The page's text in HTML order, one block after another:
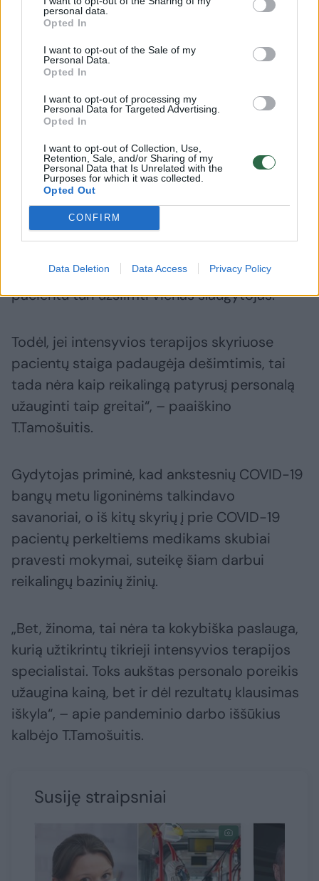
personal data.
Opted In
I want to opt-out of the Sale of my
Personal Data.
Opted In
I want to opt-out of processing my
Personal Data for Targeted Advertising.
Opted In
I want to opt-out of Collection, Use,
Retention, Sale, and/or Sharing of my
Personal Data that Is Unrelated with the
Purposes for which it was collected.
Opted Out
CONFIRM
Data Deletion Data Access Privacy Policy
Daugiau nuotraukų (17)
Koronavirusas Lietuvoje.
M.Morkevičiaus/ELTA nuotr.
„Kadangi pacientų kiekis yra didelis, be
abejo, sudėtinga užtikrinti kokybišką priežiūra
ir pacientų gydymą. Normaliomis sąlygomis
vienas slaugytojas gali prižiūrėti ne daugiau
ventiliacija. Jei atvejis sudėtingesnis, vienu
pacientu turi užsiimti vienas slaugytojas.
Todėl, jei intensyvios terapijos skyriuose
pacientų staiga padaugėja dešimtimis, tai
tada nėra kaip reikalingą patyrusį personalą
užauginti taip greitai“, – paaiškino
T.Tamošuitis.
Gydytojas priminė, kad ankstesnių COVID-19
bangų metu ligoninėms talkindavo
savanoriai, o iš kitų skyrių į prie COVID-19
pacientų perkeltiems medikams skubiai
pravesti mokymai, suteikę šiam darbui
reikalingų bazinių žinių.
„Bet, žinoma, tai nėra ta kokybiška paslauga,
kurią užtikrintų tikrieji intensyvios terapijos
specialistai. Toks aukštas personalo poreikis
užaugina kainą, bet ir dėl rezultatų klausimas
iškyla“, – apie pandeminio darbo iššūkius
kalbėjo T.Tamošuitis.
Susiję straipsniai